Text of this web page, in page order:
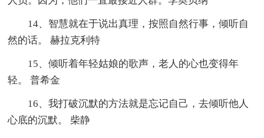
14、智慧就在于说出真理，按照自然行事，倾听自
然的话。 赫拉克利特
15、倾听着年轻姑娘的歌声，老人的心也变得年
轻。 普希金
16、我打破沉默的方法就是忘记自己，去倾听他人
心底的沉默。 柴静